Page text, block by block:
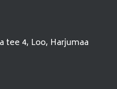
tee 4, Loo, Harjumaa